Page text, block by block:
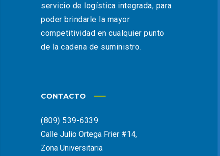
servicio de logística integrada, para
poder brindarle la mayor
competitividad en cualquier punto
de la cadena de suministro.
CONTACTO
(809) 539-6339
Calle Julio Ortega Frier #14,
Zona Universitaria